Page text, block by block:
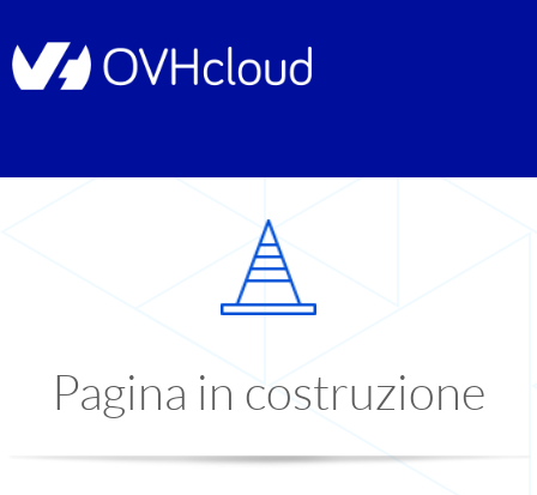
Pagina in costruzione